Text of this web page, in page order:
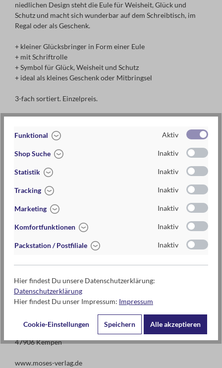
niedlichen Design steht die Eule für Weisheit, Glück und
Schutz und macht sich wunderbar auf dem Schreibtisch, im
Regal oder als Geschenk.
+ kleiner Glücksbringer in Form einer Eule
+ mit Schriftrolle
+ Symbol für Glück, Weisheit und Schutz
+ ideal als kleines Geschenk oder Mitbringsel
3-fach sortiert. Einzelpreis.
Kontaktdaten des Herstellers
moses. Verlag GmbH
47906 Kempen
www.moses-verlag.de
Funktional Aktiv
Shop Suche Inaktiv
Statistik Inaktiv
Tracking Inaktiv
Marketing Inaktiv
Komfortfunktionen Inaktiv
Packstation / Postfiliale Inaktiv
Hier findest Du unsere Datenschutzerklärung:
Datenschutzerklärung
Hier findest Du unser Impressum: Impressum
Cookie-Einstellungen Speichern Alle akzeptieren